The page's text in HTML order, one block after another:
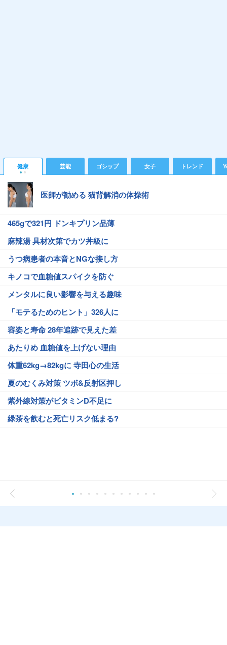
健康 芸能 ゴシップ 女子 トレンド
医師が勧める 猫背解消の体操術
465gで321円 ドンキプリン品薄
麻辣湯 具材次第でカツ丼級に
うつ病患者の本音とNGな接し方
キノコで血糖値スパイクを防ぐ
メンタルに良い影響を与える趣味
「モテるためのヒント」326人に
容姿と寿命 28年追跡で見えた差
あたりめ 血糖値を上げない理由
体重62kg→82kgに 寺田心の生活
夏のむくみ対策 ツボ&反射区押し
紫外線対策がビタミンD不足に
緑茶を飲むと死亡リスク低まる?